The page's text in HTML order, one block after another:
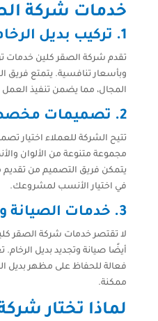
خدمات شركة
1. تركيب بديل
تقدم شركة الصقر كلين خدمات
وبأسعار تنافسية. يتمتع فريق
المجال، مما يضمن تنفيذ العمل
2. تصميمات
تتيح الشركة للعملاء اختيار
مجموعة متنوعة من الألوان
يتمكن فريق التصميم من
في اختيار الأنسب لمشروعك.
3. خدمات الصيانة
لا تقتصر خدمات شركة الصقر
أيضًا صيانة وتجديد بديل
فعالة للحفاظ على مظهر بديل
ممكنة.
لماذا تختار